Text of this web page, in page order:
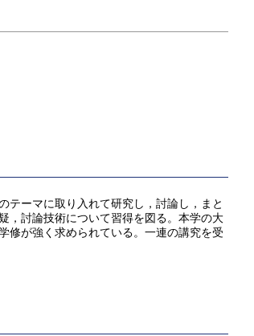
テーマに取り入れて研究し，討論し，まと
，討論技術について習得を図る。本学の大
修が強く求められている。一連の講究を受